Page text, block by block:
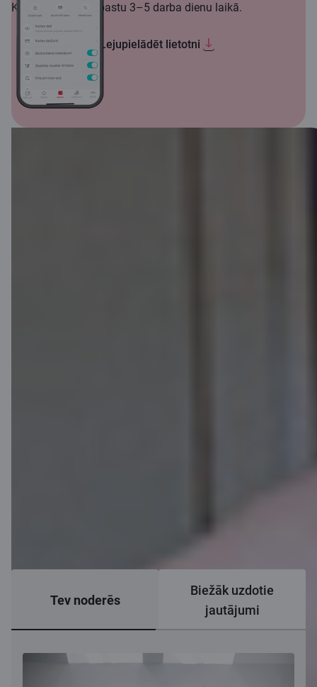
Karti saņemsi pa pastu 3–5 darba dienu laikā.
Lejupielādēt lietotni
Tev noderēs
Biežāk uzdotie
jautājumi